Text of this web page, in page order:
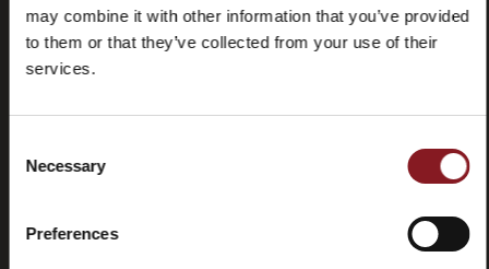
may combine it with other information that you’ve provided
to them or that they’ve collected from your use of their
services.
Selection
Necessary
Preferences